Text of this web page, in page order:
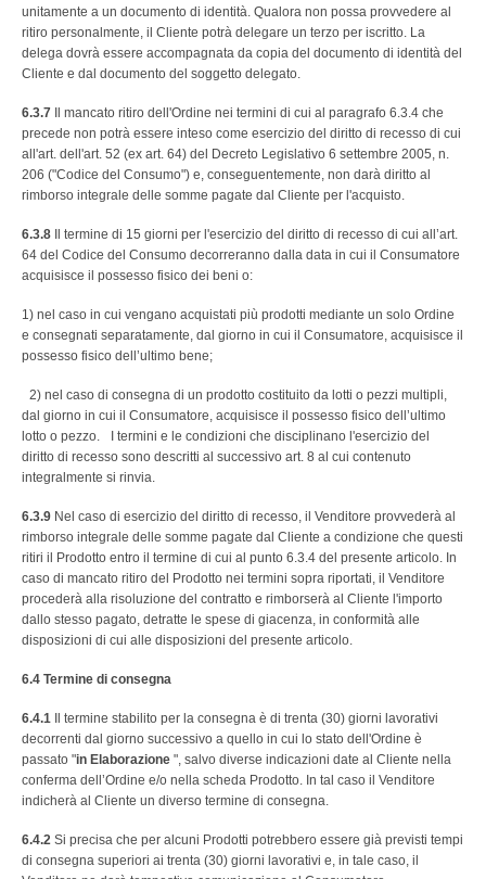
unitamente a un documento di identità. Qualora non possa provvedere al
ritiro personalmente, il Cliente potrà delegare un terzo per iscritto. La
delega dovrà essere accompagnata da copia del documento di identità del
Cliente e dal documento del soggetto delegato.
6.3.7 Il mancato ritiro dell'Ordine nei termini di cui al paragrafo 6.3.4 che
precede non potrà essere inteso come esercizio del diritto di recesso di cui
all'art. dell'art. 52 (ex art. 64) del Decreto Legislativo 6 settembre 2005, n.
206 ("Codice del Consumo") e, conseguentemente, non darà diritto al
rimborso integrale delle somme pagate dal Cliente per l'acquisto.
6.3.8 Il termine di 15 giorni per l'esercizio del diritto di recesso di cui all’art.
64 del Codice del Consumo decorreranno dalla data in cui il Consumatore
acquisisce il possesso fisico dei beni o:
1) nel caso in cui vengano acquistati più prodotti mediante un solo Ordine
e consegnati separatamente, dal giorno in cui il Consumatore, acquisisce il
possesso fisico dell’ultimo bene;
2) nel caso di consegna di un prodotto costituito da lotti o pezzi multipli,
dal giorno in cui il Consumatore, acquisisce il possesso fisico dell’ultimo
lotto o pezzo. I termini e le condizioni che disciplinano l'esercizio del
diritto di recesso sono descritti al successivo art. 8 al cui contenuto
integralmente si rinvia.
6.3.9 Nel caso di esercizio del diritto di recesso, il Venditore provvederà al
rimborso integrale delle somme pagate dal Cliente a condizione che questi
ritiri il Prodotto entro il termine di cui al punto 6.3.4 del presente articolo. In
caso di mancato ritiro del Prodotto nei termini sopra riportati, il Venditore
procederà alla risoluzione del contratto e rimborserà al Cliente l'importo
dallo stesso pagato, detratte le spese di giacenza, in conformità alle
disposizioni di cui alle disposizioni del presente articolo.
6.4 Termine di consegna
6.4.1 Il termine stabilito per la consegna è di trenta (30) giorni lavorativi
decorrenti dal giorno successivo a quello in cui lo stato dell'Ordine è
passato "in Elaborazione ", salvo diverse indicazioni date al Cliente nella
conferma dell’Ordine e/o nella scheda Prodotto. In tal caso il Venditore
indicherà al Cliente un diverso termine di consegna.
6.4.2 Si precisa che per alcuni Prodotti potrebbero essere già previsti tempi
di consegna superiori ai trenta (30) giorni lavorativi e, in tale caso, il